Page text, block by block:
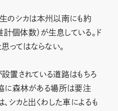
のシカは本州以南にも約
個体数）が生息している。ド
ってはならない。
置されている道路はもちろ
に森林がある場所は要注
シカと出くわした車によるも